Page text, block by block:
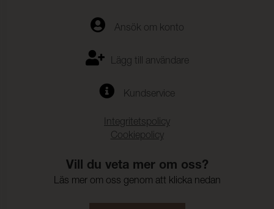
Ansök om konto
Lägg till användare
Kundservice
Integritetspolicy
Cookiepolicy
Vill du veta mer om oss?
Läs mer om oss genom att klicka nedan